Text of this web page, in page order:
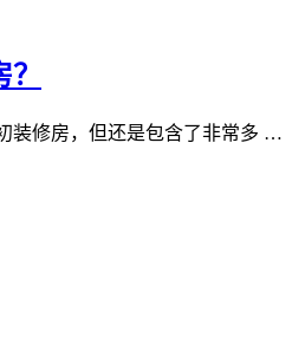
装修房，但还是包含了非常多 …